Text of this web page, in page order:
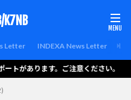
K7NB
Letter INDEXA News Letter
があります。ご注意ください。